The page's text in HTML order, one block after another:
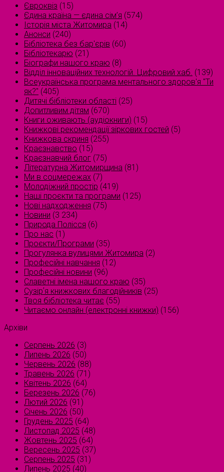
Євроквіз (15)
Єдина країна — єдина сім’я (574)
Історія міста Житомира (14)
Анонси (240)
Бібліотека без бар'єрів (60)
Бібліотекарю (21)
Біографи нашого краю (8)
Відділ інноваційних технологій. Цифровий хаб. (139)
Всеукраїнська програма ментального здоров'я "Ти
як?" (405)
Дитячі бібліотеки області (25)
Допитливим дітям (670)
Книги оживають (аудіокниги) (15)
Книжкові рекомендації зіркових гостей (5)
Книжкова скриня (255)
Краєзнавство (15)
Краєзнавчий блог (75)
Літературна Житомирщина (81)
Ми в соцмережах (7)
Молодіжний простір (419)
Наші проєкти та програми (125)
Нові надходження (75)
Новини (3 234)
Природа Полісся (6)
Про нас (1)
Проєкти/Програми (35)
Прогулянка вулицями Житомира (2)
Професійні навчання (12)
Професійні новини (96)
Славетні імена нашого краю (35)
Сузірʼя книжкових благодійників (25)
Твоя бібліотека читає (55)
Читаємо онлайн (електронні книжки) (156)
Архіви
Серпень 2026 (3)
Липень 2026 (50)
Червень 2026 (88)
Травень 2026 (71)
Квітень 2026 (64)
Березень 2026 (76)
Лютий 2026 (91)
Січень 2026 (50)
Грудень 2025 (64)
Листопад 2025 (48)
Жовтень 2025 (64)
Вересень 2025 (37)
Серпень 2025 (31)
Липень 2025 (40)